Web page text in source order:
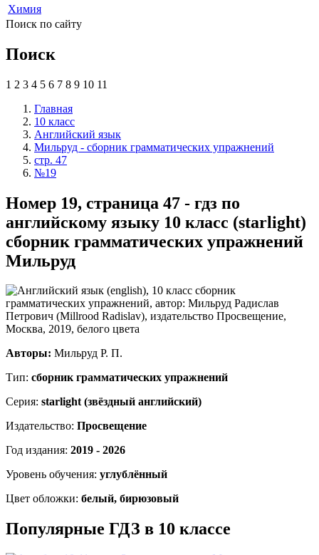
Химия
Поиск по сайту
Поиск
1 2 3 4 5 6 7 8 9 10 11
Главная
10 класс
Английский язык
Мильруд - сборник грамматических упражнений
стр. 47
№19
Номер 19, страница 47 - гдз по
английскому языку 10 класс (starlight)
сборник грамматических упражнений
Мильруд
Авторы: Мильруд Р. П.
Тип: сборник грамматических упражнений
Серия: starlight (звёздный английский)
Издательство: Просвещение
Год издания: 2019 - 2026
Уровень обучения: углублённый
Цвет обложки: белый, бирюзовый
Популярные ГДЗ в 10 классе